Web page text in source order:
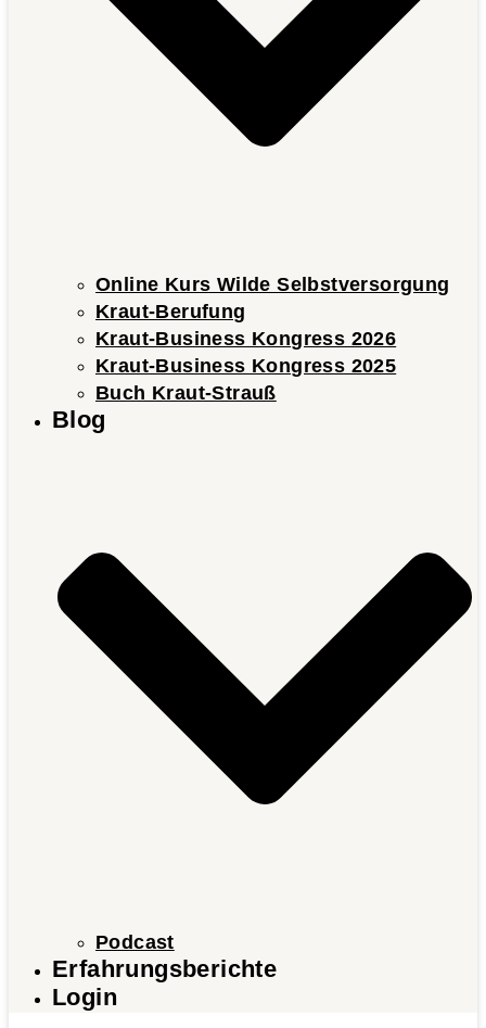
Online Kurs Wilde Selbstversorgung
Kraut-Berufung
Kraut-Business Kongress 2026
Kraut-Business Kongress 2025
Buch Kraut-Strauß
Blog
Podcast
Erfahrungsberichte
Login